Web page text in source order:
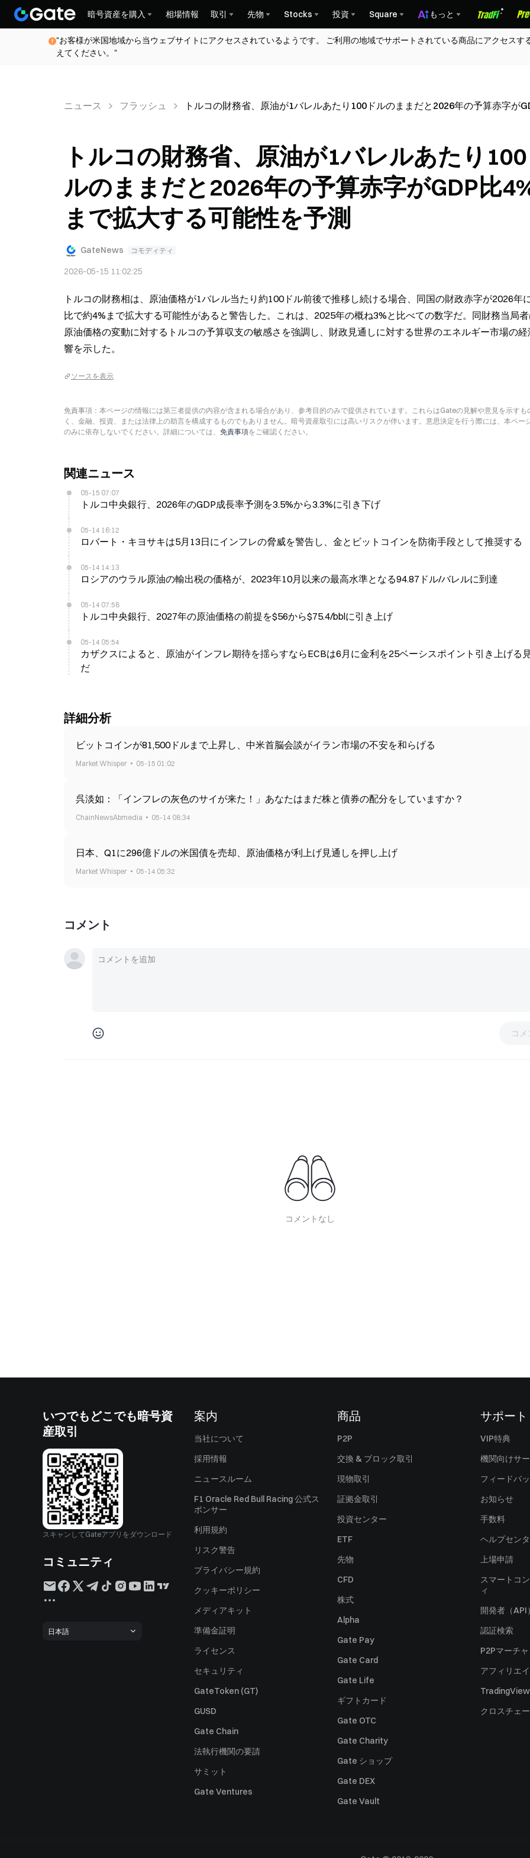
暗号資産を購入 相場情報 取引 先物 Stocks 投資 Square もっと
"お客様が米国地域から当ウェブサイトにアクセスされているようです。 ご利用の地域でサポートされている商品にアクセスす
えてください。"
ニュース フラッシュ トルコの財務省、原油が1バレルあたり100ドルのままだと2026年の予算赤字が
トルコの財務省、原油が1バレルあたり
ルのままだと2026年の予算赤字がGDP比
まで拡大する可能性を予測
GateNews コモディティ
2026-05-15 11:02:25
トルコの財務相は、原油価格が1バレル当たり約100ドル前後で推移し続ける場合、同国の財政赤字が2026年
比で約4%まで拡大する可能性があると警告した。これは、2025年の概ね3%と比べての数字だ。同財務当局
原油価格の変動に対するトルコの予算収支の敏感さを強調し、財政見通しに対する世界のエネルギー市場の
響を示した。
ソースを表示
免責事項：本ページの情報には第三者提供の内容が含まれる場合があり、参考目的のみで提供されています。これらはGateの見解や意見を示すも
く、金融、投資、または法律上の助言を構成するものでもありません。暗号資産取引には高いリスクが伴います。意思決定を行う際には、本ペー
のみに依存しないでください。詳細については、 免責事項をご確認ください。
関連ニュース
05-15 07:07
トルコ中央銀行、2026年のGDP成長率予測を3.5%から3.3%に引き下げ
05-14 16:12
ロバート・キヨサキは5月13日にインフレの脅威を警告し、金とビットコインを防衛手段として推奨する
05-14 14:13
ロシアのウラル原油の輸出税の価格が、2023年10月以来の最高水準となる94.87ドル/バレルに到達
05-14 07:58
トルコ中央銀行、2027年の原油価格の前提を$56から$75.4/bblに引き上げ
05-14 05:54
カザクスによると、原油がインフレ期待を揺らすならECBは6月に金利を25ベーシスポイント引き上げる
だ
詳細分析
ビットコインが81,500ドルまで上昇し、中米首脳会談がイラン市場の不安を和らげる
Market Whisper 05-15 01:02
呉淡如：「インフレの灰色のサイが来た！」あなたはまだ株と債券の配分をしていますか？
ChainNewsAbmedia 05-14 08:34
日本、Q1に296億ドルの米国債を売却、原油価格が利上げ見通しを押し上げ
Market Whisper 05-14 05:32
コメント
コ
コメントなし
いつでもどこでも暗号資
産取引
スキャンしてGateアプリをダウンロード
コミュニティ
日本語
案内
当社について
採用情報
ニュースルーム
F1 Oracle Red Bull Racing 公式ス
ポンサー
利用規約
リスク警告
プライバシー規約
クッキーポリシー
メディアキット
準備金証明
ライセンス
セキュリティ
GateToken (GT)
GUSD
Gate Chain
法執行機関の要請
サミット
Gate Ventures
商品
P2P
交換 & ブロック取引
現物取引
証拠金取引
投資センター
ETF
先物
CFD
株式
Alpha
Gate Pay
Gate Card
Gate Life
ギフトカード
Gate OTC
Gate Charity
Gate ショップ
Gate DEX
Gate Vault
サポート
VIP特典
機関向けサ
フィードバ
お知らせ
手数料
ヘルプセン
上場申請
スマートコ
ィ
開発者（API
認証検索
P2Pマーチ
アフィリエ
TradingView
クロスチェ